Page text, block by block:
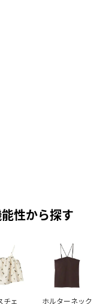
性から探す
チェ ホルターネック